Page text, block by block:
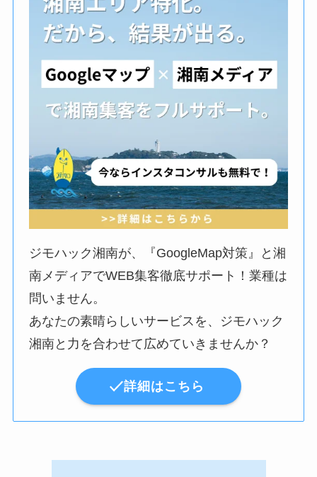
ジモハック湘南が、『GoogleMap対策』と湘
南メディアでWEB集客徹底サポート！業種は
問いません。
あなたの素晴らしいサービスを、ジモハック
湘南と力を合わせて広めていきませんか？
詳細はこちら